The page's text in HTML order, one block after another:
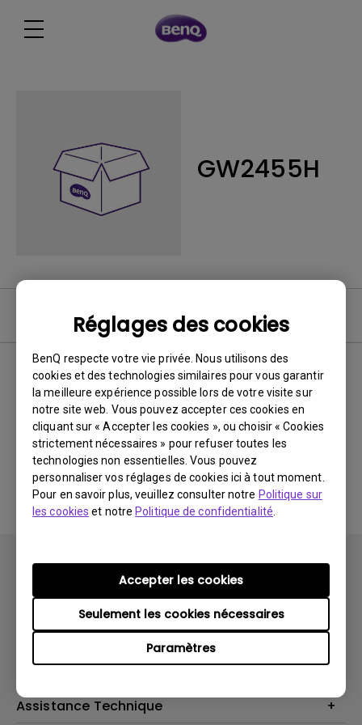
Réglages des cookies
BenQ respecte votre vie privée. Nous utilisons des
cookies et des technologies similaires pour vous garantir
la meilleure expérience possible lors de votre visite sur
notre site web. Vous pouvez accepter ces cookies en
cliquant sur « Accepter les cookies », ou choisir « Cookies
strictement nécessaires » pour refuser toutes les
technologies non essentielles. Vous pouvez
personnaliser vos réglages de cookies ici à tout moment.
Pour en savoir plus, veuillez consulter notre Politique sur
les cookies et notre Politique de confidentialité
Paramètres
Seulement les cookies nécessaires
Accepter les cookies
GW2455H
FAQ vidéo
0 résultats
Dernières
nouveautés
Aucune vidéo associée
Produits
Vidéoprojecteurs
Éclairage
Business Display
Assistance Technique